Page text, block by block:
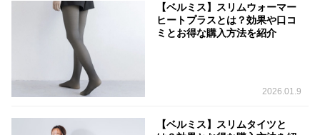
【ベルミス】スリムウォーマー
ヒートプラスとは？効果や口コ
ミとお得な購入方法を紹介
2026.01.9
【ベルミス】スリムタイツと